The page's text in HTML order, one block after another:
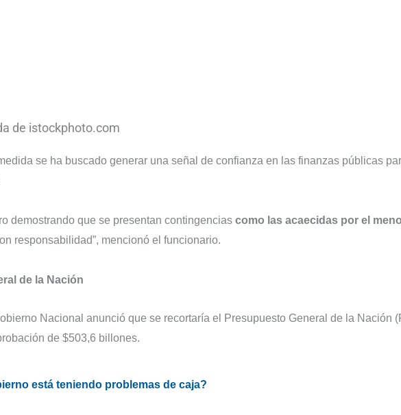
de istockphoto.com
se ha buscado generar una señal de confianza en las finanzas públicas
demostrando que se presentan contingencias como las acaecidas por el
responsabilidad”, mencionó el funcionario.
de la Nación
Nacional anunció que se recortaría el Presupuesto General de la Nación
de $503,6 billones.
está teniendo problemas de caja?